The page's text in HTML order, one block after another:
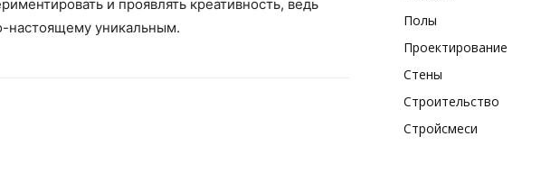
и проявлять креативность, ведь
настоящему уникальным.
Полы
Проектирование
Стены
Строительство
Стройсмеси